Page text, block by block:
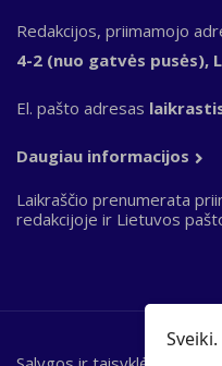
Redakcijos, priimamojo
4-2 (nuo gatvės pusės),
El. pašto adresas
Daugiau informacijos
Laikraščio prenumerata
redakcijoje ir Lietuvos